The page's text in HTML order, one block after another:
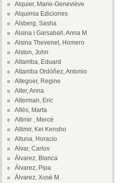
Alquier, Marie-Geneviève
Alquimia Ediciones
Alsberg, Sasha
Alsina i Garsaball, Anna M.
Alsina Thevenet, Homero
Alston, John
Altarriba, Eduard
Altarriba Ordóñez, Antonio
Altegoer, Regine
Alter, Anna
Alterman, Eric
Altés, Marta
Altimir , Mercé
Altimir, Kei Kensho
Altuna, Horacio
Alvar, Carlos
Álvarez, Blanca
Álvarez, Pipa
Álvarez, Xosé M.